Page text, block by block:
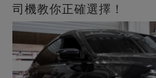
司機教你正確選擇！